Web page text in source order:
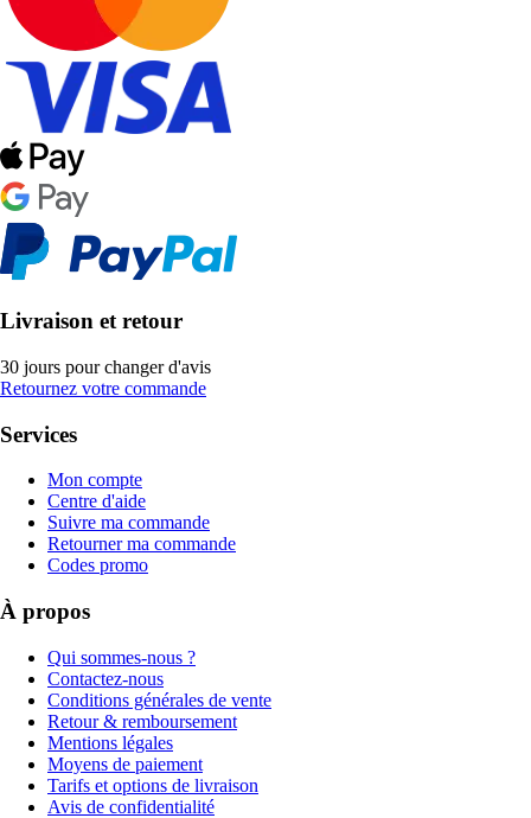
Livraison et retour
30 jours pour changer d'avis
Retournez votre commande
Services
Mon compte
Centre d'aide
Suivre ma commande
Retourner ma commande
Codes promo
À propos
Qui sommes-nous ?
Contactez-nous
Conditions générales de vente
Retour & remboursement
Mentions légales
Moyens de paiement
Tarifs et options de livraison
Avis de confidentialité